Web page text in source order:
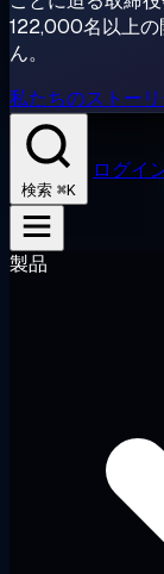
122,000名以上の
ん。
私たちのストー
検索 ⌘K
ログイ
製品